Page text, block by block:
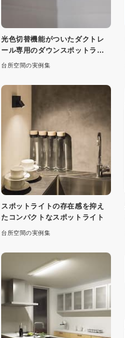
光色切替機能がついたダクトレ
ール専用のダウンスポットライ
ト
台所空間の実例集
スポットライトの存在感を抑え
たコンパクトなスポットライト
台所空間の実例集